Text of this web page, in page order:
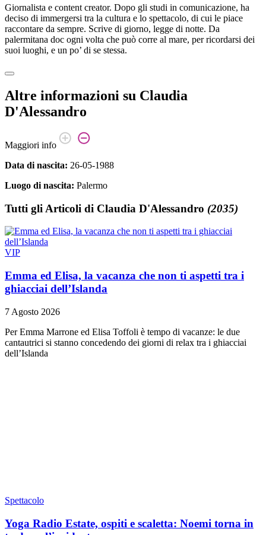
Giornalista e content creator. Dopo gli studi in comunicazione, ha
deciso di immergersi tra la cultura e lo spettacolo, di cui le piace
raccontare da sempre. Scrive di giorno, legge di notte. Da
palermitana doc ogni volta che può corre al mare, per ricordarsi dei
suoi luoghi, e un po’ di se stessa.
Altre informazioni su Claudia
D'Alessandro
Maggiori info
Data di nascita: 26-05-1988
Luogo di nascita: Palermo
Tutti gli Articoli di Claudia D'Alessandro (2035)
VIP
Emma ed Elisa, la vacanza che non ti aspetti tra i
ghiacciai dell’Islanda
7 Agosto 2026
Per Emma Marrone ed Elisa Toffoli è tempo di vacanze: le due
cantautrici si stanno concedendo dei giorni di relax tra i ghiacciai
dell’Islanda
Spettacolo
Yoga Radio Estate, ospiti e scaletta: Noemi torna in